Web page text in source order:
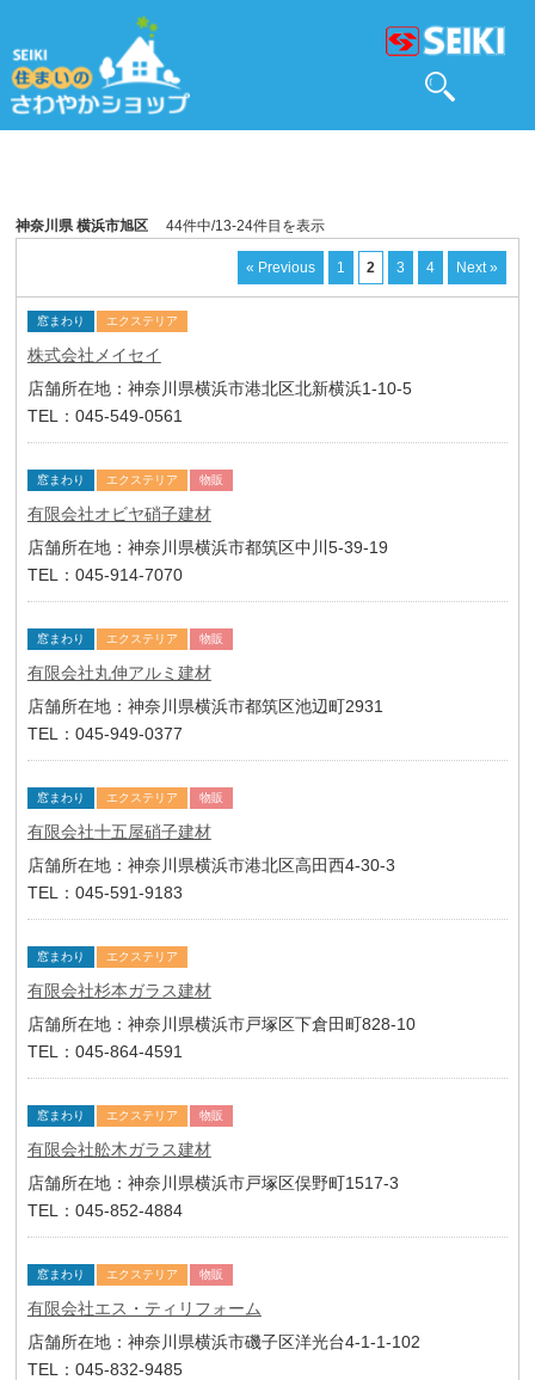
神奈川県 横浜市旭区 44件中/13-24件目を表示
« Previous 1 2 3 4 Next »
窓まわり エクステリア
株式会社メイセイ
店舗所在地：神奈川県横浜市港北区北新横浜1-10-5
TEL：045-549-0561
窓まわり エクステリア 物販
有限会社オビヤ硝子建材
店舗所在地：神奈川県横浜市都筑区中川5-39-19
TEL：045-914-7070
窓まわり エクステリア 物販
有限会社丸伸アルミ建材
店舗所在地：神奈川県横浜市都筑区池辺町2931
TEL：045-949-0377
窓まわり エクステリア 物販
有限会社十五屋硝子建材
店舗所在地：神奈川県横浜市港北区高田西4-30-3
TEL：045-591-9183
窓まわり エクステリア
有限会社杉本ガラス建材
店舗所在地：神奈川県横浜市戸塚区下倉田町828-10
TEL：045-864-4591
窓まわり エクステリア 物販
有限会社舩木ガラス建材
店舗所在地：神奈川県横浜市戸塚区俣野町1517-3
TEL：045-852-4884
窓まわり エクステリア 物販
有限会社エス・ティリフォーム
店舗所在地：神奈川県横浜市磯子区洋光台4-1-1-102
TEL：045-832-9485